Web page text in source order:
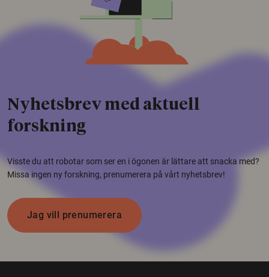
Nyhetsbrev med aktuell
forskning
Visste du att robotar som ser en i ögonen är lättare att snacka med?
Missa ingen ny forskning, prenumerera på vårt nyhetsbrev!
Jag vill prenumerera